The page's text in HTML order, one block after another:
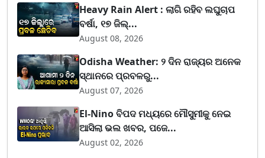
Heavy Rain Alert : ଲାଗି ରହିବ ଲଘୁଚାପ
ବର୍ଷା, ୧୭ ଜିଲ୍...
August 08, 2026
Odisha Weather: ୨ ଦିନ ରାଜ୍ୟର ଅନେକ
ସ୍ଥାନରେ ପ୍ରବଳରୁ...
August 07, 2026
El-Nino ବିପଦ ମଧ୍ୟରେ ମୌସୁମୀକୁ ନେଇ
ଆସିଲା ଭଲ ଖବର, ପଜେ...
August 02, 2026